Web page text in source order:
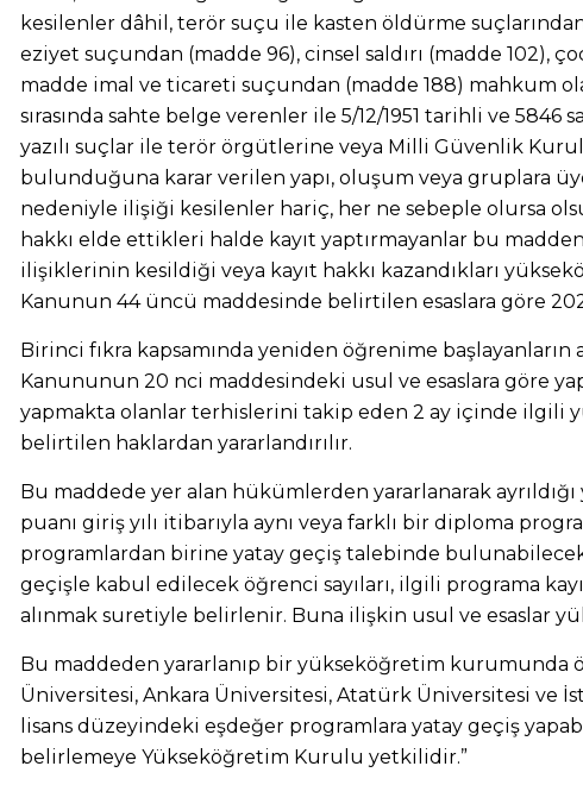
kesilenler dâhil, terör suçu ile kasten öldürme
eziyet suçundan (madde 96), cinsel saldırı (madde 102),
madde imal ve ticareti suçundan (madde 188) mahkum
sırasında sahte belge verenler ile 5/12/1951 tarihli ve
yazılı suçlar ile terör örgütlerine veya Milli Güvenlik
bulunduğuna karar verilen yapı, oluşum veya gruplara
nedeniyle ilişiği kesilenler hariç, her ne sebeple olursa
hakkı elde ettikleri halde kayıt yaptırmayanlar bu
ilişiklerinin kesildiği veya kayıt hakkı kazandıkları
Kanunun 44 üncü maddesinde belirtilen esaslara göre
Birinci fıkra kapsamında yeniden öğrenime başlayanların
Kanununun 20 nci maddesindeki usul ve esaslara göre
yapmakta olanlar terhislerini takip eden 2 ay içinde ilgili
belirtilen haklardan yararlandırılır.
Bu maddede yer alan hükümlerden yararlanarak
puanı giriş yılı itibarıyla aynı veya farklı bir diploma
programlardan birine yatay geçiş talebinde
geçişle kabul edilecek öğrenci sayıları, ilgili programa
alınmak suretiyle belirlenir. Buna ilişkin usul ve esaslar
Bu maddeden yararlanıp bir yükseköğretim kurumunda
Üniversitesi, Ankara Üniversitesi, Atatürk Üniversitesi ve
lisans düzeyindeki eşdeğer programlara yatay geçiş
belirlemeye Yükseköğretim Kurulu yetkilidir.”